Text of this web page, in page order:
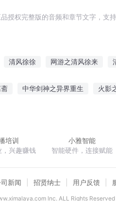
授权完整版的音频和章节文字，支
清风徐徐 网游之清风徐来
中华剑神之异界重生 火影
培训
，兴趣赚钱
小雅智能
智能硬件，连接赋能
新闻 招贤纳士 用户反馈
lnc. ALL Rights Reserved